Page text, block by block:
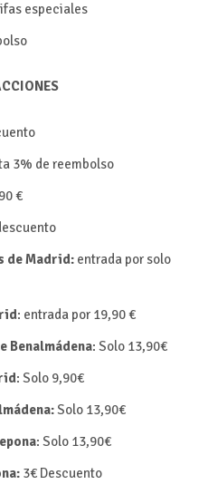
especiales
3% de reembolso
€
de Madrid:entrada por solo
: entrada por 19,90 €
Benalmádena: Solo 13,90€
: Solo 9,90€
Solo 13,90€
: Solo 13,90€
3€ Descuento